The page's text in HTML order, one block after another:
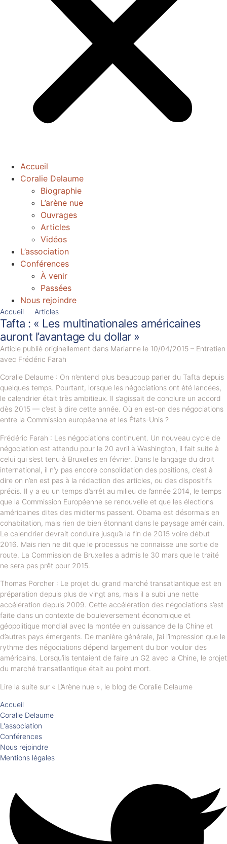
Accueil
Coralie Delaume
Biographie
L’arène nue
Ouvrages
Articles
Vidéos
L’association
Conférences
À venir
Passées
Nous rejoindre
Accueil Articles
Tafta : « Les multinationales américaines
auront l’avantage du dollar »
Article publié originellement dans Marianne le 10/04/2015 – Entretien
avec Frédéric Farah
Coralie Delaume : On n’entend plus beaucoup parler du Tafta depuis
quelques temps. Pourtant, lorsque les négociations ont été lancées,
le calendrier était très ambitieux. Il s’agissait de conclure un accord
dès 2015 — c’est à dire cette année. Où en est-on des négociations
entre la Commission européenne et les États-Unis ?
Frédéric Farah : Les négociations continuent. Un nouveau cycle de
négociation est attendu pour le 20 avril à Washington, il fait suite à
celui qui s’est tenu à Bruxelles en février. Dans le langage du droit
international, il n’y pas encore consolidation des positions, c’est à
dire on n’en est pas à la rédaction des articles, ou des dispositifs
précis. Il y a eu un temps d’arrêt au milieu de l’année 2014, le temps
que la Commission Européenne se renouvelle et que les élections
américaines dites des midterms passent. Obama est désormais en
cohabitation, mais rien de bien étonnant dans le paysage américain.
Le calendrier devrait conduire jusqu’à la fin de 2015 voire début
2016. Mais rien ne dit que le processus ne connaisse une sortie de
route. La Commission de Bruxelles a admis le 30 mars que le traité
ne sera pas prêt pour 2015.
Thomas Porcher : Le projet du grand marché transatlantique est en
préparation depuis plus de vingt ans, mais il a subi une nette
accélération depuis 2009. Cette accélération des négociations s’est
faite dans un contexte de bouleversement économique et
géopolitique mondial avec la montée en puissance de la Chine et
d’autres pays émergents. De manière générale, j’ai l’impression que le
rythme des négociations dépend largement du bon vouloir des
américains. Lorsqu’ils tentaient de faire un G2 avec la Chine, le projet
du marché transatlantique était au point mort.
Lire la suite sur « L’Arène nue », le blog de Coralie Delaume
Accueil
Coralie Delaume
L'association
Conférences
Nous rejoindre
Mentions légales